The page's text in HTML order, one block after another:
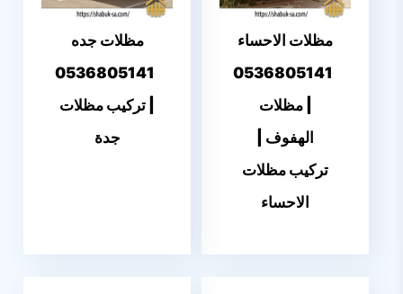
مظلات الاحساء
0536805141
| مظلات
الهفوف |
تركيب مظلات
الاحساء
مظلات جده
0536805141
| تركيب مظلات
جدة